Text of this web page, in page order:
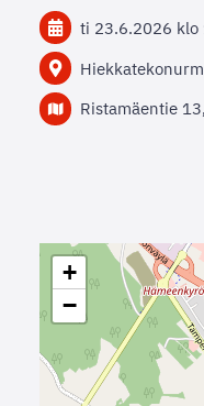
ti 23.6.2026 klo
Ristamäentie
+
−